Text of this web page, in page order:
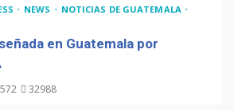
NEWS
NOTICIAS DE GUATEMALA
en Guatemala por
32988